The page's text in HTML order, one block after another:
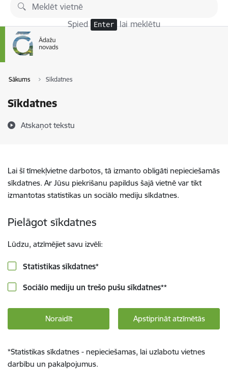
Pāriet uz lapas saturu
Spied Enter lai meklētu
Sākums Sīkdatnes
Sīkdatnes
Atskaņot tekstu
Lai šī tīmekļvietne darbotos, tā izmanto obligāti nepieciešamās
sīkdatnes. Ar Jūsu piekrišanu papildus šajā vietnē var tikt
izmantotas statistikas un sociālo mediju sīkdatnes.
Pielāgot sīkdatnes
Lūdzu, atzīmējiet savu izvēli:
Statistikas sīkdatnes*
Sociālo mediju un trešo pušu sīkdatnes**
Noraidīt Apstiprināt atzīmētās
*Statistikas sīkdatnes - nepieciešamas, lai uzlabotu vietnes
darbību un pakalpojumus.